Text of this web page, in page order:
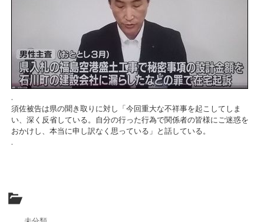
.
須佐被告は県の聞き取りに対し「今回重大な不祥事を起こしてしま
い、深く反省している。自分の行った行為で関係者の皆様にご迷惑を
おかけし、本当に申し訳なく思っている」と話している。
.